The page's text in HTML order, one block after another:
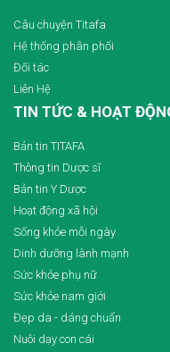
Câu chuyện Titafa
Hệ thống phân phối
Đối tác
Liên Hệ
TIN TỨC & HOẠT
Bản tin TITAFA
Thông tin Dược sĩ
Bản tin Y Dược
Hoạt động xã hội
Sống khỏe mỗi ngày
Dinh dưỡng lành mạnh
Sức khỏe phụ nữ
Sức khỏe nam giới
Đẹp da - dáng chuẩn
Nuôi dạy con cái